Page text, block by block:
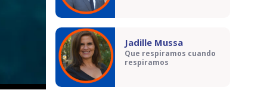
Jadille Mussa
Que respiramos cuando
respiramos